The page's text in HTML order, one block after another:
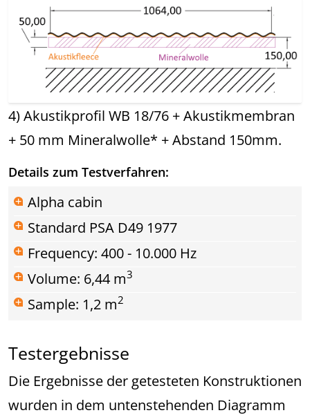
4) Akustikprofil WB 18/76 + Akustikmembran
+ 50 mm Mineralwolle* + Abstand 150mm.
Details zum Testverfahren:
Alpha cabin
Standard PSA D49 1977
Frequency: 400 - 10.000 Hz
Volume: 6,44 m3
Sample: 1,2 m2
Testergebnisse
Die Ergebnisse der getesteten Konstruktionen
wurden in dem untenstehenden Diagramm